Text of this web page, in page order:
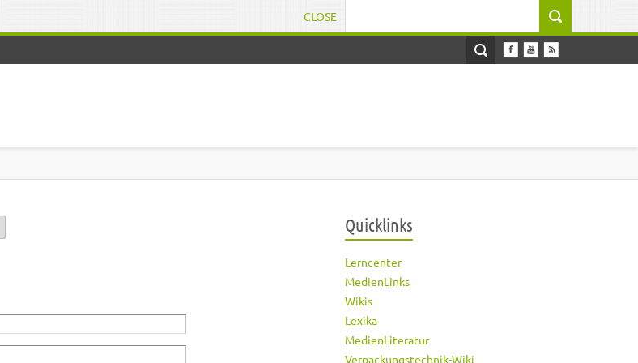
CLOSE
Quicklinks
Lerncenter
MedienLinks
Wikis
Lexika
MedienLiteratur
Verpackungstechnik-Wiki